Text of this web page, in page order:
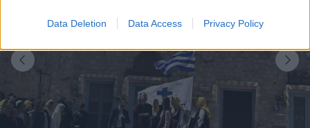
Data Deletion Data Access Privacy Policy